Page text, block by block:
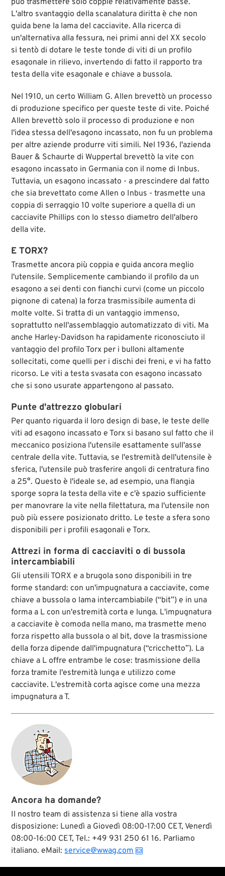
può trasmettere solo coppie relativamente basse.
L'altro svantaggio della scanalatura diritta è che non
guida bene la lama del cacciavite. Alla ricerca di
un'alternativa alla fessura, nei primi anni del XX secolo
si tentò di dotare le teste tonde di viti di un profilo
esagonale in rilievo, invertendo di fatto il rapporto tra
testa della vite esagonale e chiave a bussola.
Nel 1910, un certo William G. Allen brevettò un processo
di produzione specifico per queste teste di vite. Poiché
Allen brevettò solo il processo di produzione e non
l'idea stessa dell'esagono incassato, non fu un problema
per altre aziende produrre viti simili. Nel 1936, l'azienda
Bauer & Schaurte di Wuppertal brevettò la vite con
esagono incassato in Germania con il nome di Inbus.
Tuttavia, un esagono incassato - a prescindere dal fatto
che sia brevettato come Allen o Inbus - trasmette una
coppia di serraggio 10 volte superiore a quella di un
cacciavite Phillips con lo stesso diametro dell'albero
della vite.
E TORX?
Trasmette ancora più coppia e guida ancora meglio
l'utensile. Semplicemente cambiando il profilo da un
esagono a sei denti con fianchi curvi (come un piccolo
pignone di catena) la forza trasmissibile aumenta di
molte volte. Si tratta di un vantaggio immenso,
soprattutto nell'assemblaggio automatizzato di viti. Ma
anche Harley-Davidson ha rapidamente riconosciuto il
vantaggio del profilo Torx per i bulloni altamente
sollecitati, come quelli per i dischi dei freni, e vi ha fatto
ricorso. Le viti a testa svasata con esagono incassato
che si sono usurate appartengono al passato.
Punte d'attrezzo globulari
Per quanto riguarda il loro design di base, le teste delle
viti ad esagono incassato e Torx si basano sul fatto che il
meccanico posiziona l'utensile esattamente sull'asse
centrale della vite. Tuttavia, se l'estremità dell'utensile è
sferica, l'utensile può trasferire angoli di centratura fino
a 25°. Questo è l'ideale se, ad esempio, una flangia
sporge sopra la testa della vite e c'è spazio sufficiente
per manovrare la vite nella filettatura, ma l'utensile non
può più essere posizionato dritto. Le teste a sfera sono
disponibili per i profili esagonali e Torx.
Attrezi in forma di cacciaviti o di bussola
intercambiabili
Gli utensili TORX e a brugola sono disponibili in tre
forme standard: con un'impugnatura a cacciavite, come
chiave a bussola o lama intercambiabile (“bit”) e in una
forma a L con un'estremità corta e lunga. L'impugnatura
a cacciavite è comoda nella mano, ma trasmette meno
forza rispetto alla bussola o al bit, dove la trasmissione
della forza dipende dall'impugnatura (“cricchetto”). La
chiave a L offre entrambe le cose: trasmissione della
forza tramite l'estremità lunga e utilizzo come
cacciavite. L'estremità corta agisce come una mezza
impugnatura a T.
Ancora ha domande?
Il nostro team di assistenza si tiene alla vostra
disposizione: Lunedì a Giovedì 08:00-17:00 CET, Venerdì
08:00-16:00 CET, Tel.: +49 931 250 61 16. Parliamo
italiano. eMail:service@wwag.com